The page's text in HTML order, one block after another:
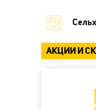
АКЦИИ И